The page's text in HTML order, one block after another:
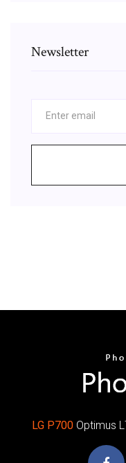
Newsletter
LG P700 Optimus